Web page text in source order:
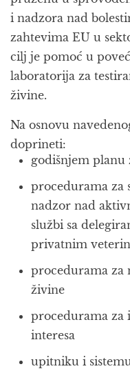
i nadzora nad
zahtevima EU u
cilj je pomoć u
laboratorija za
živine.
Na osnovu
doprineti:
godišnjem planu
procedurama za
nadzor nad
službi sa
privatnim
procedurama za
živine
procedurama za
interesa
upitniku i